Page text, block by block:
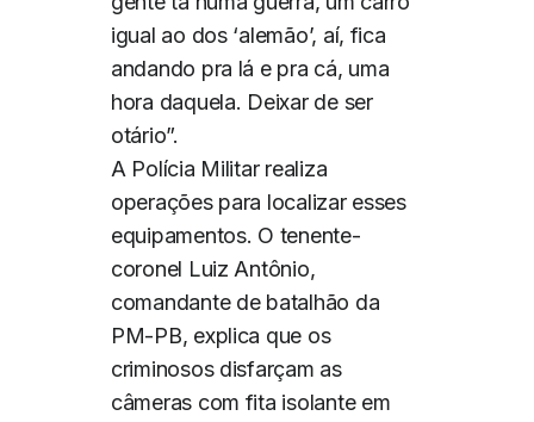
igual ao dos ‘alemão’, aí, fica
andando pra lá e pra cá, uma
hora daquela. Deixar de ser
otário”.
A Polícia Militar realiza
operações para localizar esses
equipamentos. O tenente-
coronel Luiz Antônio,
comandante de batalhão da
PM-PB, explica que os
criminosos disfarçam as
câmeras com fita isolante em